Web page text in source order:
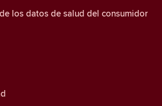
los datos de salud del consumidor